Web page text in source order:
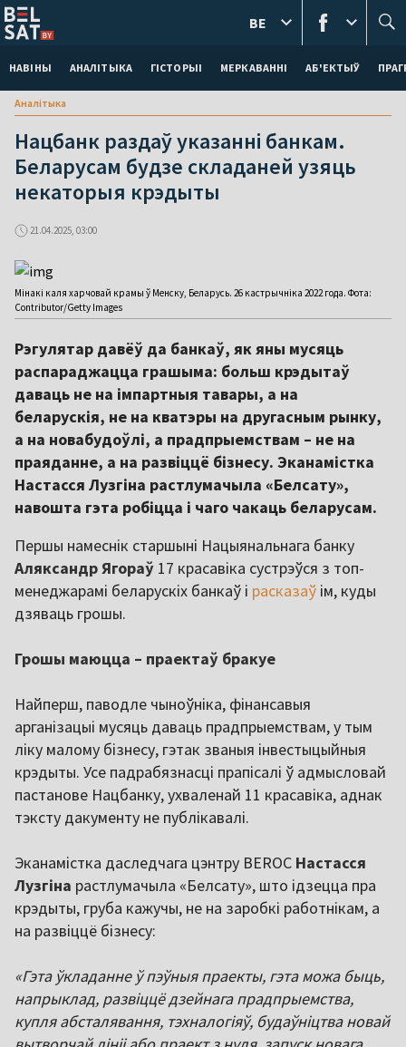
НАВІНЫ АНАЛІТЫКА ГІСТОРЫІ МЕРКАВАННI АБ'ЕКТЫЎ
BE
Аналітыка
Нацбанк раздаў указанні банкам.
Беларусам будзе складаней узяць
некаторыя крэдыты
21.04.2025, 03:00
Мінакі каля харчовай крамы ў Менску, Беларусь. 26 кастрычніка 2022 года. Фота:
Contributor/Getty Images
Рэгулятар давёў да банкаў, як яны мусяць
распараджацца грашыма: больш крэдытаў
даваць не на імпартныя тавары, а на
беларускія, не на кватэры на другасным рынку,
а на новабудоўлі, а прадпрыемствам – не на
праяданне, а на развіццё бізнесу. Эканамістка
Настасся Лузгіна растлумачыла «Белсату»,
навошта гэта робіцца і чаго чакаць беларусам.
Першы намеснік старшыні Нацыянальнага банку
АляксандрЯгораў 17 красавіка сустрэўся з топ-
менеджарамі беларускіх банкаў і расказаў ім, куды
дзяваць грошы.
Грошы маюцца – праектаў бракуе
Найперш, паводле чыноўніка, фінансавыя
арганізацыі мусяць даваць прадпрыемствам, у тым
ліку малому бізнесу, гэтак званыя інвестыцыйныя
крэдыты. Усе падрабязнасці прапісалі ў адмысловай
пастанове Нацбанку, ухваленай 11 красавіка, аднак
тэксту дакументу не публікавалі.
Эканамістка даследчага цэнтру BEROC Настасся
Лузгіна растлумачыла «Белсату», што ідзецца пра
крэдыты, груба кажучы, не на заробкі работнікам, а
на развіццё бізнесу:
«Гэта ўкладанне ў пэўныя праекты, гэта можа быць,
напрыклад, развіццё дзейнага прадпрыемства,
купля абсталявання, тэхналогіяў, будаўніцтва новай